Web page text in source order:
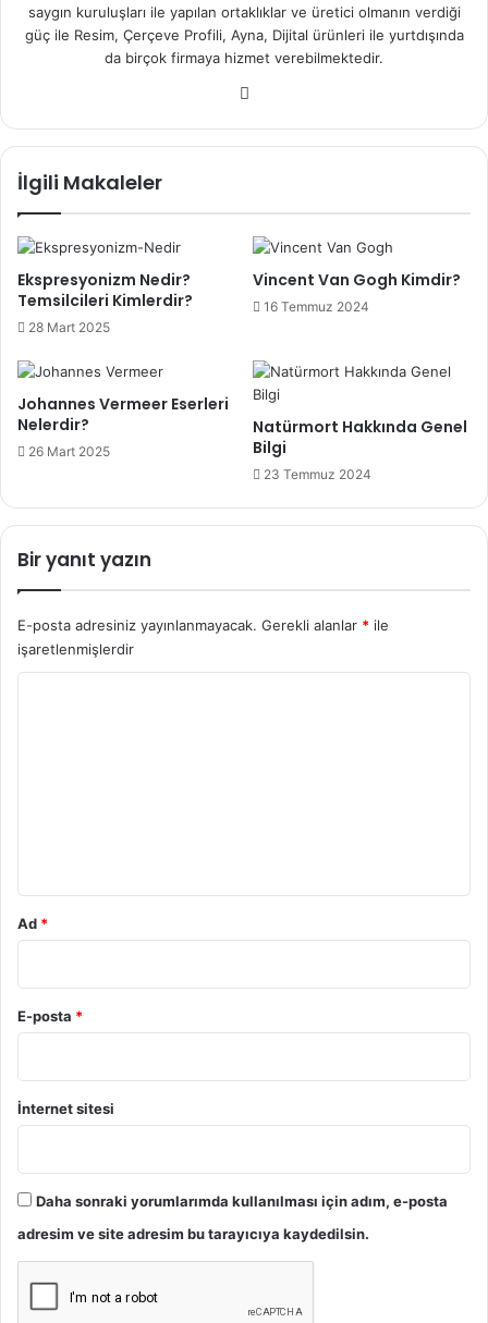
saygın kuruluşları ile yapılan ortaklıklar ve üretici olmanın verdiği
güç ile Resim, Çerçeve Profili, Ayna, Dijital ürünleri ile yurtdışında
da birçok firmaya hizmet verebilmektedir.
sit
İlgili Makaleler
Ekspresyonizm Nedir?
Temsilcileri Kimlerdir?
28 Mart 2025
Vincent Van Gogh Kimdir?
16 Temmuz 2024
Johannes Vermeer Eserleri
Nelerdir?
26 Mart 2025
Natürmort Hakkında Genel
Bilgi
23 Temmuz 2024
Bir yanıt yazın
E-posta adresiniz yayınlanmayacak. Gerekli alanlar * ile
işaretlenmişlerdir
Ad *
E-posta *
İnternet sitesi
Daha sonraki yorumlarımda kullanılması için adım, e-posta
adresim ve site adresim bu tarayıcıya kaydedilsin.